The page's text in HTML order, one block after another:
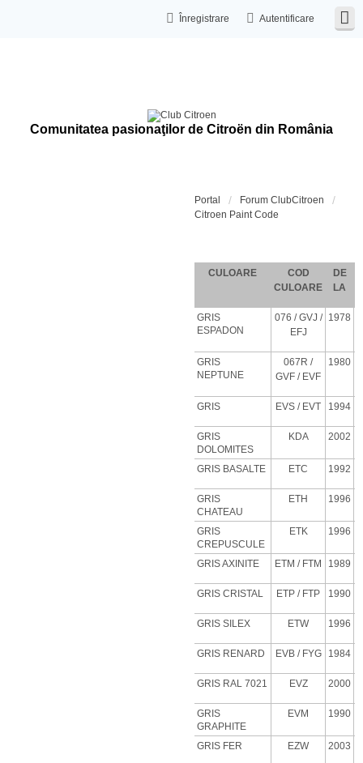
Autentificare
Înregistrare
Comunitatea pasionaţilor de Citroën din România
Portal
Forum ClubCitroen
Citroen Paint Code
CULOARE
COD
CULOARE
DE
LA
GRIS
ESPADON
076 / GVJ /
EFJ
1978
GRIS
NEPTUNE
067R /
GVF / EVF
1980
GRIS EVS / EVT 1994
GRIS
DOLOMITES
KDA 2002
GRIS BASALTE ETC 1992
GRIS
CHATEAU
ETH 1996
GRIS
CREPUSCULE
ETK 1996
GRIS AXINITE ETM / FTM 1989
GRIS CRISTAL ETP / FTP 1990
GRIS SILEX ETW 1996
GRIS RENARD EVB / FYG 1984
GRIS RAL 7021 EVZ 2000
GRIS
GRAPHITE
EVM 1990
GRIS FER EZW 2003